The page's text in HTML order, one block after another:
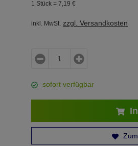
1 Stück = 7, 19 €
inkl. MwSt. zzgl. Versandkosten
sofort verfügbar